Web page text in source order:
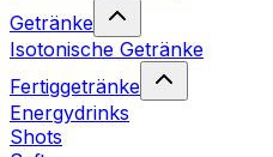
Getränke
Isotonische Getränke
Fertiggetränke
Energydrinks
Shots